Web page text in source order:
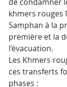
khmers rouges
Samphan à la
première et la
l’évacuation.
Les Khmers
ces transferts
phases :